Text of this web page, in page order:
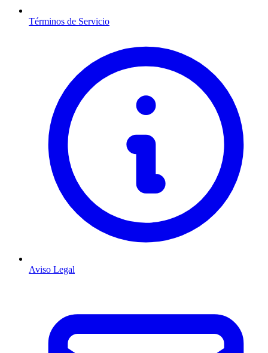
Términos de Servicio
Aviso Legal